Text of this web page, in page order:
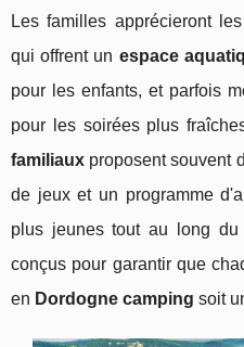
Les familles apprécieront les
qui offrent un espace
pour les enfants, et parfois
pour les soirées plus
familiaux proposent souvent
de jeux et un programme
plus jeunes tout au long
conçus pour garantir que
en Dordogne camping soit